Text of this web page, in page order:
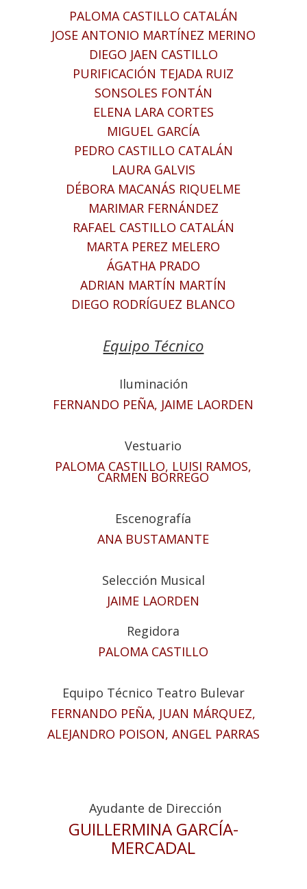
PALOMA CASTILLO CATALÁN
JOSE ANTONIO MARTÍNEZ MERINO
DIEGO JAEN CASTILLO
PURIFICACIÓN TEJADA RUIZ
SONSOLES FONTÁN
ELENA LARA CORTES
MIGUEL GARCÍA
PEDRO CASTILLO CATALÁN
LAURA GALVIS
DÉBORA MACANÁS RIQUELME
MARIMAR FERNÁNDEZ
RAFAEL CASTILLO CATALÁN
MARTA PEREZ MELERO
ÁGATHA PRADO
ADRIAN MARTÍN MARTÍN
DIEGO RODRÍGUEZ BLANCO
Equipo Técnico
Iluminación
FERNANDO PEÑA, JAIME LAORDEN
Vestuario
PALOMA CASTILLO, LUISI RAMOS,
CARMEN BORREGO
Escenografía
ANA BUSTAMANTE
Selección Musical
JAIME LAORDEN
Regidora
PALOMA CASTILLO
Equipo Técnico Teatro Bulevar
FERNANDO PEÑA, JUAN MÁRQUEZ,
ALEJANDRO POISON, ANGEL PARRAS
Ayudante de Dirección
GUILLERMINA GARCÍA-
MERCADAL